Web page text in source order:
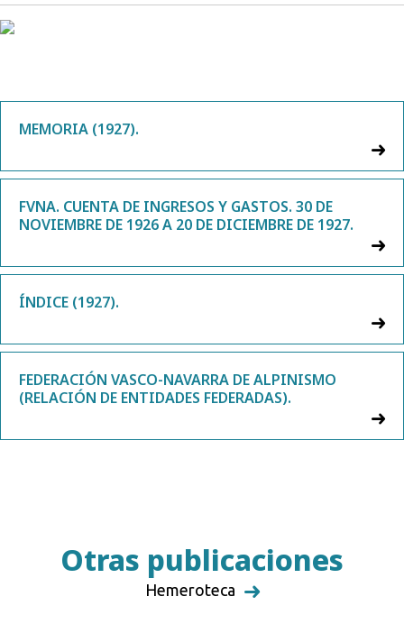
MEMORIA (1927).
FVNA. CUENTA DE INGRESOS Y GASTOS. 30 DE
NOVIEMBRE DE 1926 A 20 DE DICIEMBRE DE 1927.
ÍNDICE (1927).
FEDERACIÓN VASCO-NAVARRA DE ALPINISMO
(RELACIÓN DE ENTIDADES FEDERADAS).
Otras publicaciones
Hemeroteca